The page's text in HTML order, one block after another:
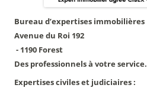
Bureau d’expertises immobilières
Avenue du Roi 192
- 1190 Forest
Des professionnels à votre service.
Expertises civiles et judiciaires :